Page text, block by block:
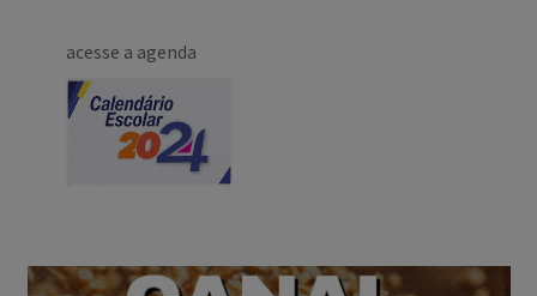
acesse a agenda